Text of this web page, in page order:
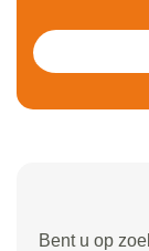
Bent u op